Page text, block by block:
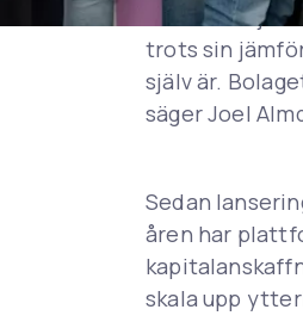
av att lösa
trots sin
själv är.
säger Joel
Sedan
åren har
skala upp